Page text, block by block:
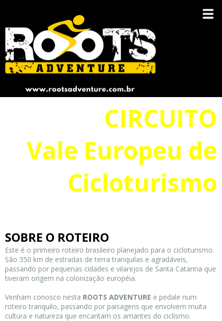
CIRCUITO
Vale Europeu de
Cicloturismo
SOBRE O ROTEIRO
Este é o primeiro roteiro brasileiro planejado para o cicloturismo.
São 350 km de estradas de terra tranquilas e agradáveis,
passando por pequenas cidades e vilarejos de Santa Catarina que
tiveram origem na colonização européia.
Venham conosco nesta ROOTS ADVENTURE e pedale num
roteiro tranquilo, passando por paisagens que envolvem muita
cultura e natureza que encantam os amantes do ciclismo.